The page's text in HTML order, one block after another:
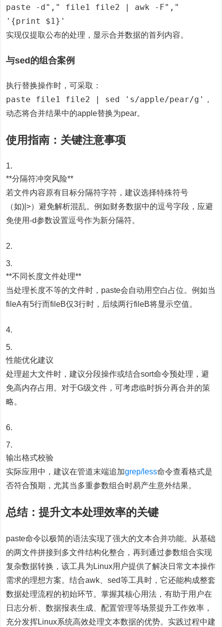
paste -d"," file1 file2 | awk -F","
'{print $1}'
实现仅提取公布的处理，显示合并数据的首列内容。
与sed的组合案例
执行替换操作时，可采取：
paste file1 file2 | sed 's/apple/pear/g'
，
动态将合并结果中的apple替换为pear。
使用指南：关键注意事项
**分隔符冲突风险**
若文件内容原有目标分隔符字符，建议选择特殊符号
（如)|>）避免解析混乱。例如财务数据中的逗号字段，应避
免使用-d参数设置逗号作为新分隔符。
**不同长度文件处理**
当处理长度不等的文件时，paste会自动用空白占位。例如当
fileA有5行而fileB仅3行时，后续两行fileB将显示空值。
性能优化建议
处理超大文件时，建议分段操作或结合sort命令预处理，避
免高内存占用。对于G级文件，可考虑临时拆分再合并的策
略。
输出格式校验
实际应用中，建议在管道末端追加grep/less命令查看格式是
否符合预期，尤其当多重参数组合时易产生意外结果。
总结：提升文本处理效率的关键
paste命令以极简的语法实现了强大的文本合并功能。从基础
的两文件拼接到多文件结构化整合，再到通过参数组合实现
复杂数据转换，该工具为Linux用户提供了解决日常文本操作
需求的理想方案。结合awk、sed等工具时，它还能构成整套
数据处理流程的初始环节。掌握其核心用法，有助于用户在
日志分析、数据报表生成、配置管理等场景提升工作效率，
充分发挥Linux系统高效处理文本数据的优势。实践过程中建